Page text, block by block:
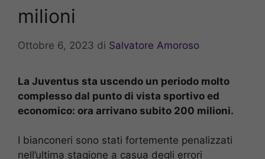
milioni
Ottobre 6, 2023 di Salvatore Amoroso
La Juventus sta uscendo un periodo molto
complesso dal punto di vista sportivo ed
economico: ora arrivano subito 200 milioni.
I bianconeri sono stati fortemente penalizzati
nell’ultima stagione a casua degli errori